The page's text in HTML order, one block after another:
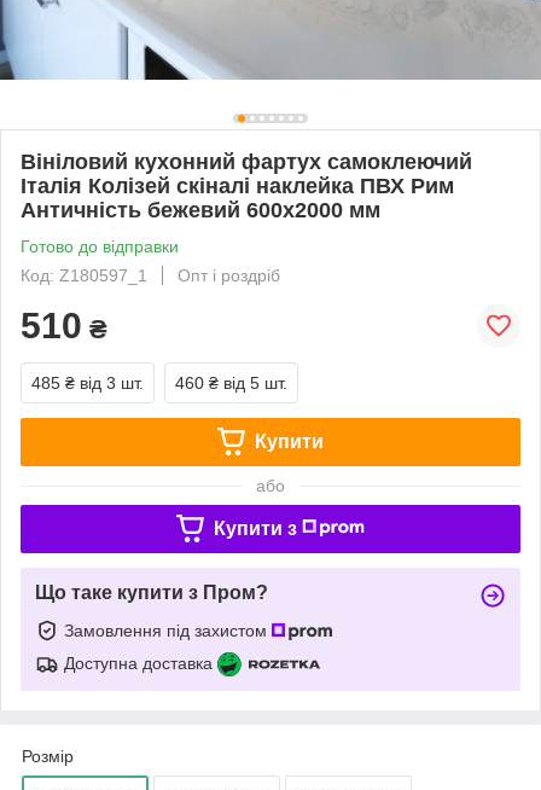
Вініловий кухонний фартух самоклеючий
Італія Колізей скіналі наклейка ПВХ Рим
Античність бежевий 600х2000 мм
Готово до відправки
Код: Z180597_1
Опт і роздріб
510 ₴
485 ₴ від 3 шт. 460 ₴ від 5 шт.
Купити
або
Купити з
Що таке купити з Пром?
Замовлення під захистом
Доступна доставка
Розмір